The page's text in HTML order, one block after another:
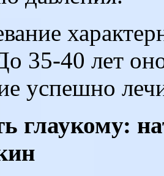
35-40 лет
успешно
глаукому: